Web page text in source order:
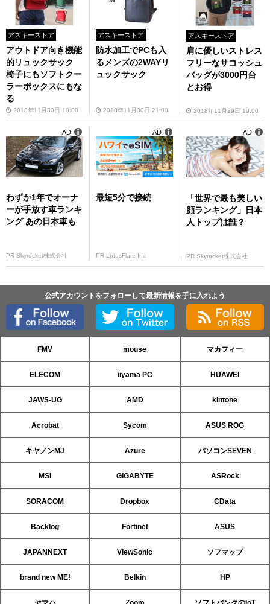
アスキーストア
アウトドア向き機能
的リュックサック
椅子にもソフトクー
ラーボックスにもな
る
2018年11月30日 10:00
アスキーストア
防水加工でPCも入
るメンズの2WAYリ
ュックサック
2018年11月30日 21:00
アスキーストア
肩に優しいストレス
フリーなサコッシュ
バッグが3000円台
とお得
2018年11月29日 10:00
わずか1年でオーナ
ーが手放す車ランキ
ング あの日本車も
PR Skyrocket株式会社
AD
最短5分で接続
PR LotusFlare Inc
AD
「世界で最も美しい
顔ランキング」日本
人トップは誰？
PR Skyrocket株式会社
AD
公式アカウントをフォローして最新情報を手に入れよう
FMV mouse マカフィー
ELECOM iiyama PC HUAWEI
JAWS-UG AMD kintone
Acrobat Sycom ASUS ROG
キヤノンMJ Azure パソコンSEVEN
MSI GIGABYTE ASRock
SORACOM Dropbox CData
Backlog Fortinet ASUS
JAPANNEXT ViewSonic ソフマップ
brand new ME! Belkin HP